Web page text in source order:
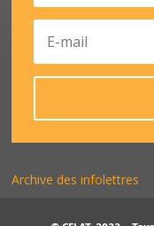
Archive des infolettres